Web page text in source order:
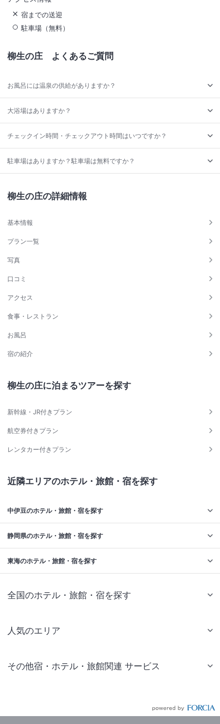
宿までの送迎
駐車場（無料）
柳生の庄 よくあるご質問
お風呂には温泉の供給がありますか？
大浴場はありますか？
チェックイン時間・チェックアウト時間はいつですか？
駐車場はありますか？駐車場は無料ですか？
柳生の庄の詳細情報
基本情報
プラン一覧
写真
口コミ
アクセス
食事・レストラン
お風呂
宿の紹介
柳生の庄に泊まるツアーを探す
新幹線・JR付きプラン
航空券付きプラン
レンタカー付きプラン
近隣エリアのホテル・旅館・宿を探す
中伊豆のホテル・旅館・宿を探す
静岡県のホテル・旅館・宿を探す
東海のホテル・旅館・宿を探す
全国のホテル・旅館・宿を探す
人気のエリア
仙台 ホテル
その他宿・ホテル・旅館関連 サービス